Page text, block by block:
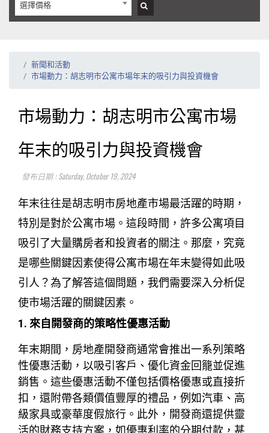
選擇價格
新聞和活動
市場動力：胡志明市公寓市場年末的吸引力與投資機會
市場動力：胡志明市公寓市場
年末的吸引力與投資機會
發布日期 : Saturday, October 19, 2024
年末往往是胡志明市房地產市場最活躍的時期，
特別是對於公寓市場。這段時間，許多公寓項目
吸引了大量購房者和投資者的關注。那麼，究竟
是哪些關鍵因素使得公寓市場在年末變得如此吸
引人？為了解答這個問題，我們需要深入分析促
使市場活躍的關鍵因素。
1. 來自開發商的策略性優惠活動
年末期間，房地產開發商通常會推出一系列策略
性優惠活動，以吸引客戶、優化資金回籠並促進
銷售。這些優惠活動不僅包括價格優惠或直接折
扣，還附帶各類價值豐厚的禮品，例如汽車、高
級家具或豪華度假旅行。此外，開發商還提供靈